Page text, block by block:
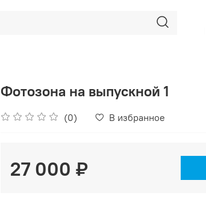
Фотозона на выпускной 1
(0) В избранное
27 000 ₽